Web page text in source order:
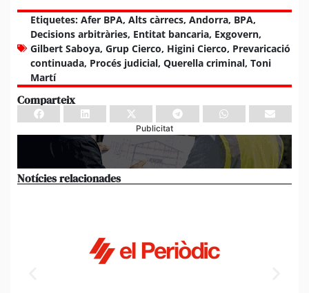
Etiquetes: Afer BPA, Alts càrrecs, Andorra, BPA,
Decisions arbitràries, Entitat bancaria, Exgovern,
Gilbert Saboya, Grup Cierco, Higini Cierco, Prevaricació
continuada, Procés judicial, Querella criminal, Toni
Martí
Comparteix
Publicitat
Notícies relacionades